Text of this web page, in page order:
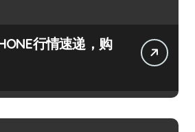
行情速递，购